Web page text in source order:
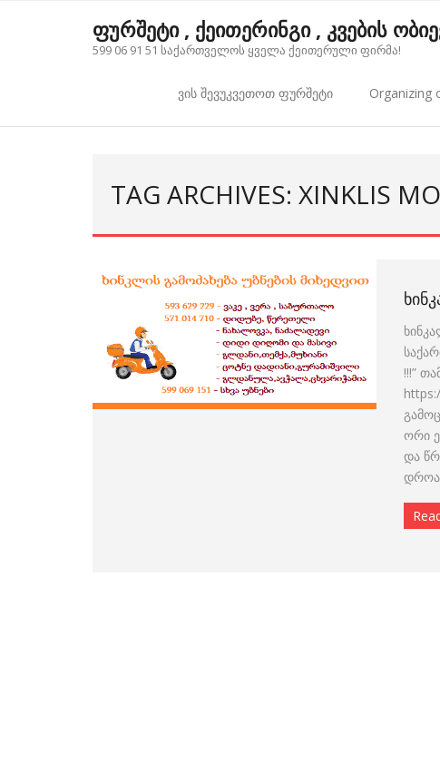
ფურშეტი , ქეითერინგი , კვების
599 06 91 51 საქართველოს ყველა ქეითერული ფირმა!
ვის შევუკვეთოთ ფურშეტი Organizing
TAG ARCHIVES: XINKLIS
!!!”
ორი
და
დროა